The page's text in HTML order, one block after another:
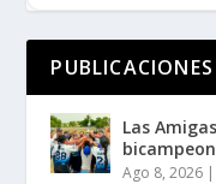
Las
Ago 8, 2026 |